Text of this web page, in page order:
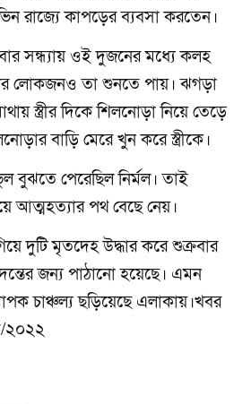
রাজ্যে কাপড়ের ব্যবসা করতেন।
সন্ধ্যায় ওই দুজনের মধ্যে কলহ
লোকজনও তা শুনতে পায়। ঝগড়া
স্ত্রীর দিকে শিলনোড়া নিয়ে তেড়ে
বাড়ি মেরে খুন করে স্ত্রীকে।
বুঝতে পেরেছিল নির্মল। তাই
আত্মহত্যার পথ বেছে নেয়।
দুটি মৃতদেহ উদ্ধার করে শুক্রবার
জন্য পাঠানো হয়েছে। এমন
চাঞ্চল্য ছড়িয়েছে এলাকায়।খবর
২০২২